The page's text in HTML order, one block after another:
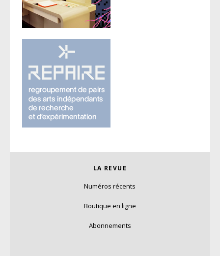
LA REVUE
Numéros récents
Boutique en ligne
Abonnements